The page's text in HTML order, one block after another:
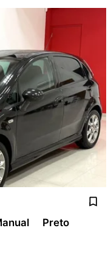
Preto